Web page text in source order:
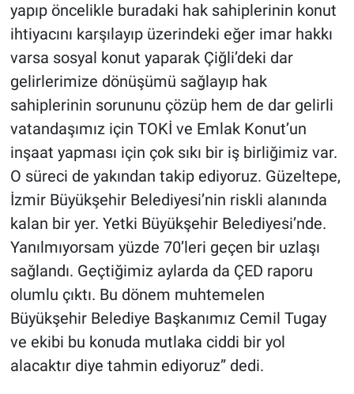
yapıp öncelikle buradaki hak sahiplerinin konut
ihtiyacını karşılayıp üzerindeki eğer imar hakkı
varsa sosyal konut yaparak Çiğli’deki dar
gelirlerimize dönüşümü sağlayıp hak
sahiplerinin sorununu çözüp hem de dar gelirli
vatandaşımız için TOKİ ve Emlak Konut’un
inşaat yapması için çok sıkı bir iş birliğimiz var.
O süreci de yakından takip ediyoruz. Güzeltepe,
İzmir Büyükşehir Belediyesi’nin riskli alanında
kalan bir yer. Yetki Büyükşehir Belediyesi’nde.
Yanılmıyorsam yüzde 70’leri geçen bir uzlaşı
sağlandı. Geçtiğimiz aylarda da ÇED raporu
olumlu çıktı. Bu dönem muhtemelen
Büyükşehir Belediye Başkanımız Cemil Tugay
ve ekibi bu konuda mutlaka ciddi bir yol
alacaktır diye tahmin ediyoruz” dedi.